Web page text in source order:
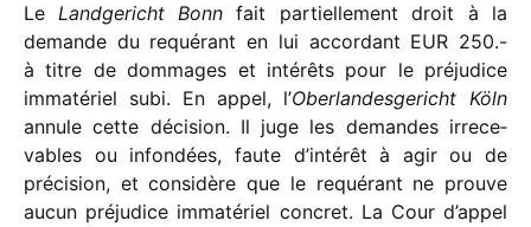
Le Landgericht Bonn fait partiel­le­ment droit à la
demande du requé­rant en lui accor­dant EUR 250.-
à titre de dommages et inté­rêts pour le préju­dice
imma­té­riel subi. En appel, l’Oberlandesgericht Köln
annule cette déci­sion. Il juge les demandes irre­ce­
vables ou infon­dées, faute d’intérêt à agir ou de
préci­sion, et consi­dère que le requé­rant ne prouve
aucun préju­dice imma­té­riel concret. La Cour d’appel